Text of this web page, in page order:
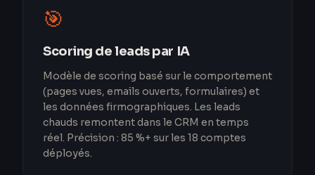
🎯
Scoring de leads par IA
Modèle de scoring basé sur le comportement
(pages vues, emails ouverts, formulaires) et
les données firmographiques. Les leads
chauds remontent dans le CRM en temps
réel. Précision : 85 %+ sur les 18 comptes
déployés.